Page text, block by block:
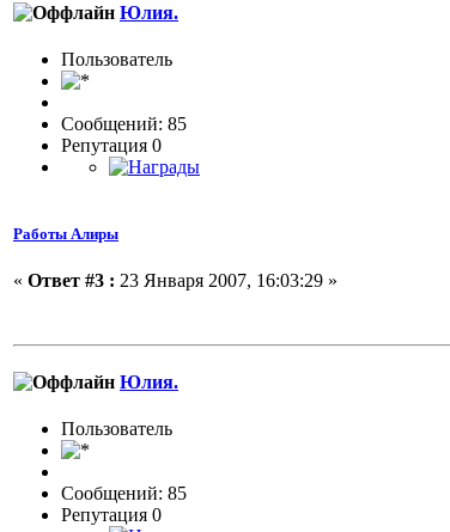
Юлия.
Пользовaтeль
Сообщений: 85
Репутация 0
Работы Алиры
« Ответ #3 : 23 Января 2007, 16:03:29 »
Юлия.
Пользовaтeль
Сообщений: 85
Репутация 0